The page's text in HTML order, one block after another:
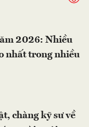
2026: Nhiều
nhất trong nhiều
chàng kỹ sư về